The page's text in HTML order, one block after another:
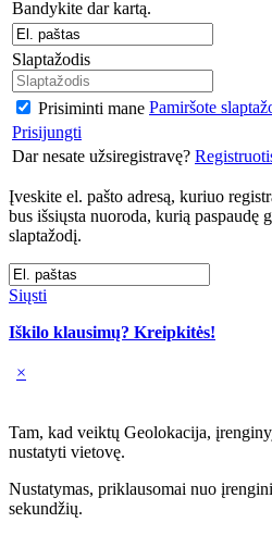
Bandykite dar kartą.
Slaptažodis
Prisiminti mane Pamiršote
Prisijungti
Dar nesate užsiregistravę?
Įveskite el. pašto adresą, kuriuo
bus išsiųsta nuoroda, kurią paspaudę
slaptažodį.
Siųsti
Iškilo klausimų? Kreipkitės!
×
Tam, kad veiktų Geolokacija,
nustatyti vietovę.
Nustatymas, priklausomai nuo
sekundžių.